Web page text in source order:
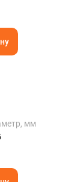
мм